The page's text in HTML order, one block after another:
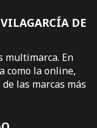
DE
multimarca. En
como la online,
las marcas más